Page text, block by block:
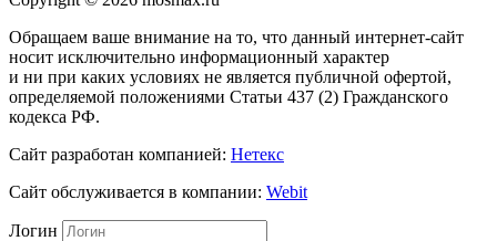
Обращаем ваше внимание на то, что данный интернет-сайт
носит исключительно информационный характер
и ни при каких условиях не является публичной офертой,
определяемой положениями Статьи 437 (2) Гражданского
кодекса РФ.
Сайт разработан компанией: Нетекс
Сайт обслуживается в компании: Webit
Логин